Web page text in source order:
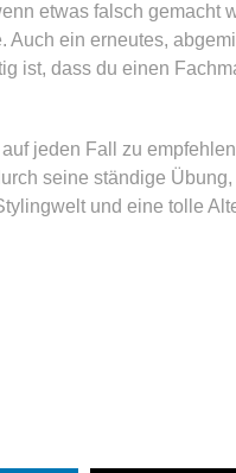
etwas falsch gemacht
ein erneutes,
ist, dass du einen
jeden Fall zu
seine ständige
und eine tolle